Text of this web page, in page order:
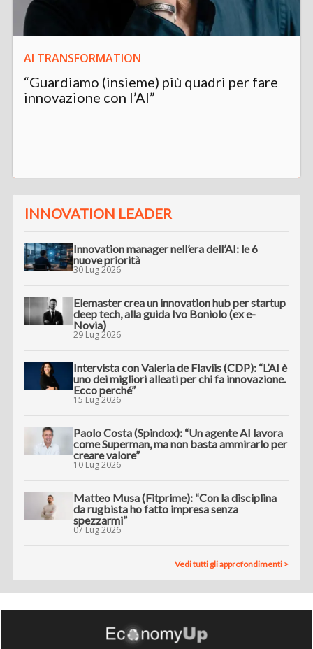
AI TRANSFORMATION
“Guardiamo (insieme) più quadri per fare
innovazione con l’AI”
INNOVATION LEADER
Innovation manager nell’era dell’AI: le 6
nuove priorità
30 Lug 2026
Elemaster crea un innovation hub per startup
deep tech, alla guida Ivo Boniolo (ex e-
Novia)
29 Lug 2026
Intervista con Valeria de Flaviis (CDP): “L’AI è
uno dei migliori alleati per chi fa innovazione.
Ecco perché”
15 Lug 2026
Paolo Costa (Spindox): “Un agente AI lavora
come Superman, ma non basta ammirarlo per
creare valore”
10 Lug 2026
Matteo Musa (Fitprime): “Con la disciplina
da rugbista ho fatto impresa senza
spezzarmi”
07 Lug 2026
Vedi tutti gli approfondimenti >